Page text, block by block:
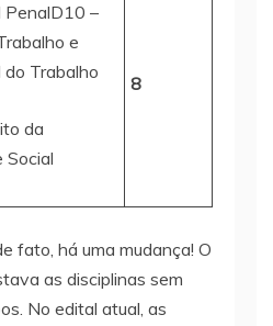
PenalD10 –
e
do Trabalho
da
Social
8
fato, há uma mudança! O
as disciplinas sem
No edital atual, as